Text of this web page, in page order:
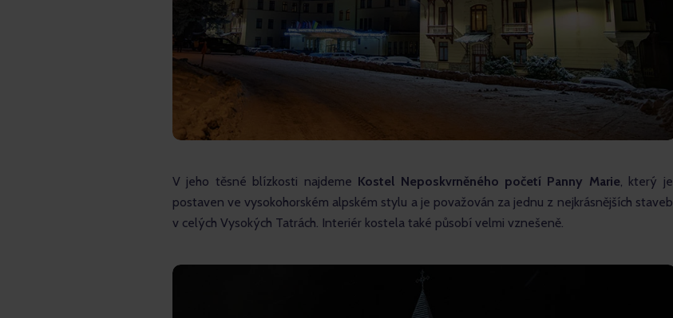
V jeho těsné blízkosti najdeme Kostel Neposkvrněného početí Panny Marie, který je
postaven ve vysokohorském alpském stylu a je považován za jednu z nejkrásnějších staveb
v celých Vysokých Tatrách. Interiér kostela také působí velmi vznešeně.